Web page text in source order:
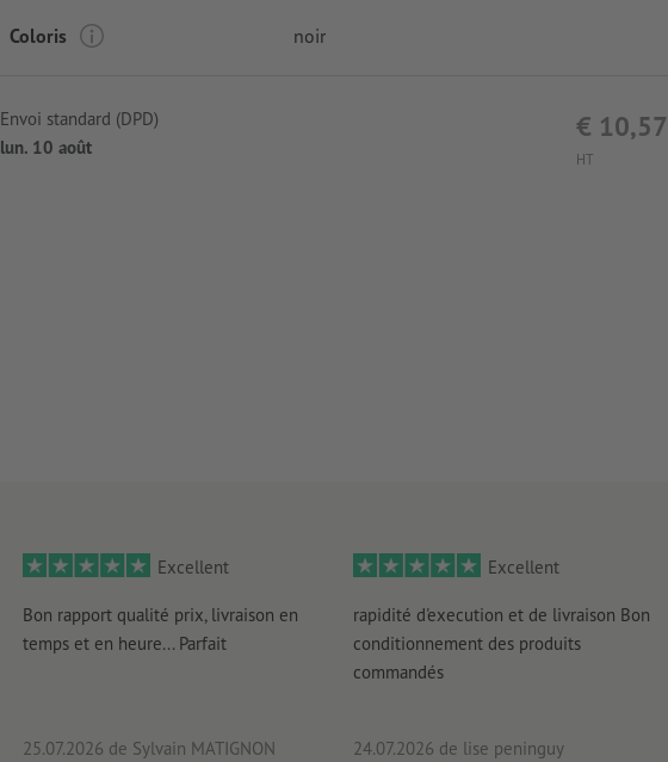
Coloris noir
HT
€ 10,57
Envoi standard (DPD)
lun. 10 août
Excellent
Bon rapport qualité prix, livraison en
temps et en heure... Parfait
25.07.2026 de Sylvain MATIGNON
Excellent
rapidité d'execution et de livraison Bon
conditionnement des produits
commandés
24.07.2026 de lise peninguy